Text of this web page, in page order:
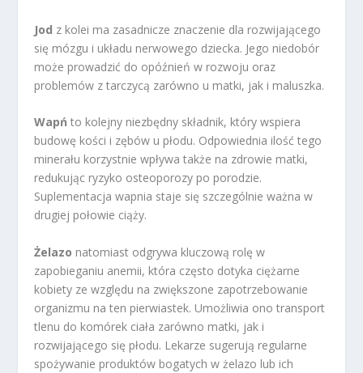
Jod z kolei ma zasadnicze znaczenie dla rozwijającego
się mózgu i układu nerwowego dziecka. Jego niedobór
może prowadzić do opóźnień w rozwoju oraz
problemów z tarczycą zarówno u matki, jak i maluszka.
Wapń to kolejny niezbędny składnik, który wspiera
budowę kości i zębów u płodu. Odpowiednia ilość tego
minerału korzystnie wpływa także na zdrowie matki,
redukując ryzyko osteoporozy po porodzie.
Suplementacja wapnia staje się szczególnie ważna w
drugiej połowie ciąży.
Żelazo natomiast odgrywa kluczową rolę w
zapobieganiu anemii, która często dotyka ciężarne
kobiety ze względu na zwiększone zapotrzebowanie
organizmu na ten pierwiastek. Umożliwia ono transport
tlenu do komórek ciała zarówno matki, jak i
rozwijającego się płodu. Lekarze sugerują regularne
spożywanie produktów bogatych w żelazo lub ich